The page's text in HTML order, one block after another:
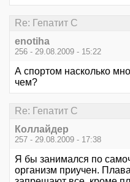
Re: Гепатит С
enotiha
256 - 29.08.2009 - 15:22
А спортом насколько
чем?
Re: Гепатит С
Коллайдер
257 - 29.08.2009 - 17:38
Я бы занимался по
организм приучен.